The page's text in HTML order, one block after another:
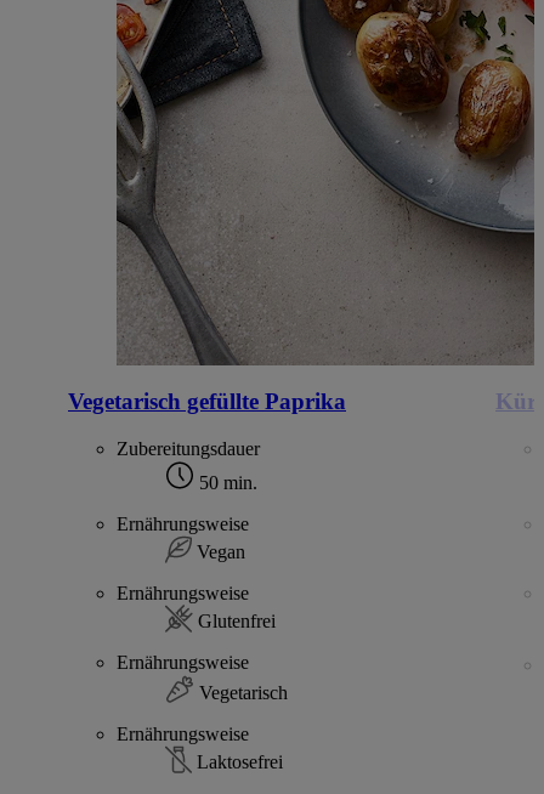
Vegetarisch gefüllte Paprika
Zubereitungsdauer
50 min.
Ernährungsweise
Vegan
Ernährungsweise
Glutenfrei
Ernährungsweise
Vegetarisch
Ernährungsweise
Laktosefrei